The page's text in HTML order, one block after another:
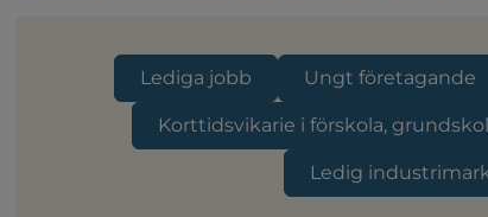
Lediga jobb Ungt företagande
Korttidsvikarie i förskola,
Ledig